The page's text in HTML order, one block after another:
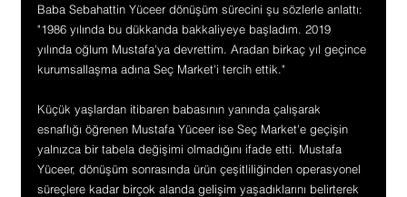
Baba Sebahattin Yüceer dönüşüm sürecini şu sözlerle anlattı:
"1986 yılında bu dükkanda bakkaliyeye başladım. 2019
yılında oğlum Mustafa'ya devrettim. Aradan birkaç yıl geçince
kurumsallaşma adına Seç Market'i tercih ettik."
Küçük yaşlardan itibaren babasının yanında çalışarak
esnaflığı öğrenen Mustafa Yüceer ise Seç Market'e geçişin
yalnızca bir tabela değişimi olmadığını ifade etti. Mustafa
Yüceer, dönüşüm sonrasında ürün çeşitliliğinden operasyonel
süreçlere kadar birçok alanda gelişim yaşadıklarını belirterek